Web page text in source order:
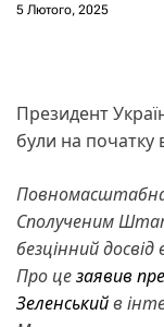
5 Лютого, 2025
Президент
були на початку
Сполученим
безцінний досвід
Про цезаявив
Зеленськийв